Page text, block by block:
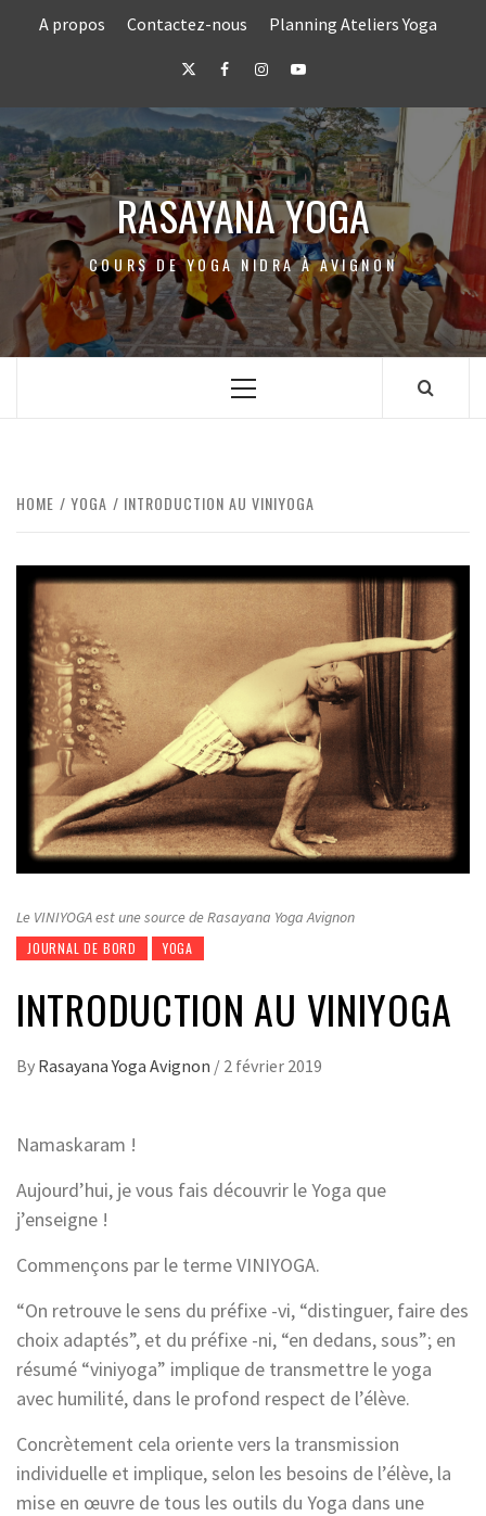
A propos Contactez-nous Planning Ateliers Yoga
TwitterFacebookInstagramYoutube
RASAYANA YOGA
COURS DE YOGA NIDRA À AVIGNON
Primary
HOME YOGA INTRODUCTION AU VINIYOGA
Le VINIYOGA est une source de Rasayana Yoga Avignon
JOURNAL DE BORD YOGA
INTRODUCTION AU VINIYOGA
By Rasayana Yoga Avignon / 2 février 2019
Namaskaram !
Aujourd’hui, je vous fais découvrir le Yoga que
j’enseigne !
Commençons par le terme VINIYOGA.
“On retrouve le sens du préfixe -vi, “distinguer, faire des
choix adaptés”, et du préfixe -ni, “en dedans, sous”; en
résumé “viniyoga” implique de transmettre le yoga
avec humilité, dans le profond respect de l’élève.
Concrètement cela oriente vers la transmission
individuelle et implique, selon les besoins de l’élève, la
mise en œuvre de tous les outils du Yoga dans une